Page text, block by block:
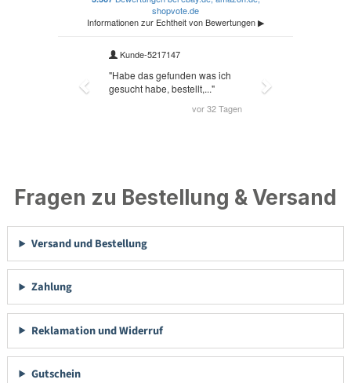
Fragen zu Bestellung & Versand
Versand und Bestellung
Zahlung
Reklamation und Widerruf
Gutschein